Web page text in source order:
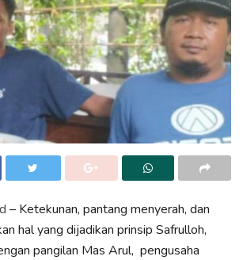
– Ketekunan, pantang menyerah, dan
hal yang dijadikan prinsip Safrulloh,
pangilan Mas Arul, pengusaha